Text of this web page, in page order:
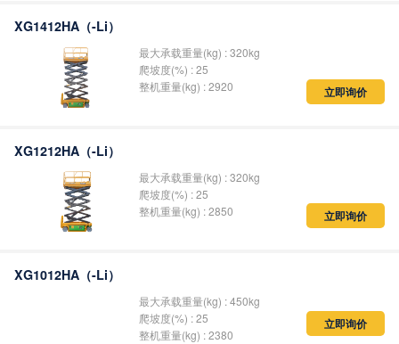
XG1412HA（-Li）
最大承载重量(kg) : 320kg
爬坡度(%) : 25
整机重量(kg) : 2920
立即询价
XG1212HA（-Li）
最大承载重量(kg) : 320kg
爬坡度(%) : 25
整机重量(kg) : 2850
立即询价
XG1012HA（-Li）
最大承载重量(kg) : 450kg
爬坡度(%) : 25
整机重量(kg) : 2380
立即询价